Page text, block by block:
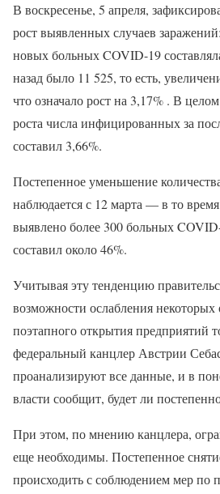
В воскресенье, 5 апреля,
рост выявленных случаев
новых больных COVID-19
назад было 11 525, то есть,
что означало рост на 3,17% . В
роста числа инфицированных за
составил 3,66%.
Постепенное уменьшение
наблюдается с 12 марта — в то
выявлено более 300 больных
составил около 46%.
Учитывая эту тенденцию
возможности ослабления
поэтапного открытия предприятий
федеральный канцлер Австрии
проанализируют все данные, и в
власти сообщит, будет ли
При этом, по мнению канцлера,
еще необходимы. Постепенное
происходить с соблюдением мер